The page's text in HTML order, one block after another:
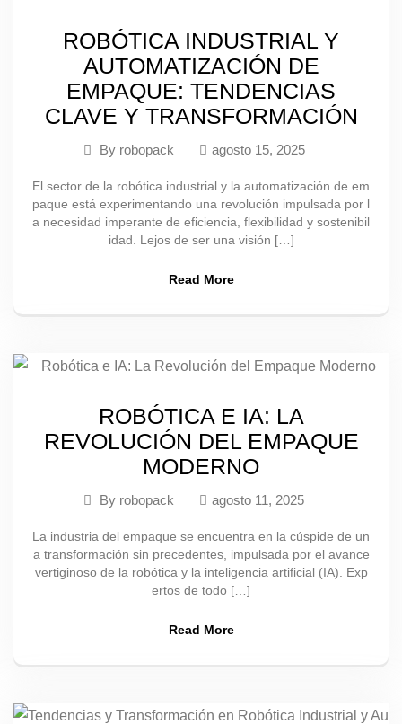
ROBÓTICA INDUSTRIAL Y
AUTOMATIZACIÓN DE
EMPAQUE: TENDENCIAS
CLAVE Y TRANSFORMACIÓN
By robopack agosto 15, 2025
El sector de la robótica industrial y la automatización de em
paque está experimentando una revolución impulsada por l
a necesidad imperante de eficiencia, flexibilidad y sostenibil
idad. Lejos de ser una visión […]
Read More
ROBÓTICA E IA: LA
REVOLUCIÓN DEL EMPAQUE
MODERNO
By robopack agosto 11, 2025
La industria del empaque se encuentra en la cúspide de un
a transformación sin precedentes, impulsada por el avance
vertiginoso de la robótica y la inteligencia artificial (IA). Exp
ertos de todo […]
Read More